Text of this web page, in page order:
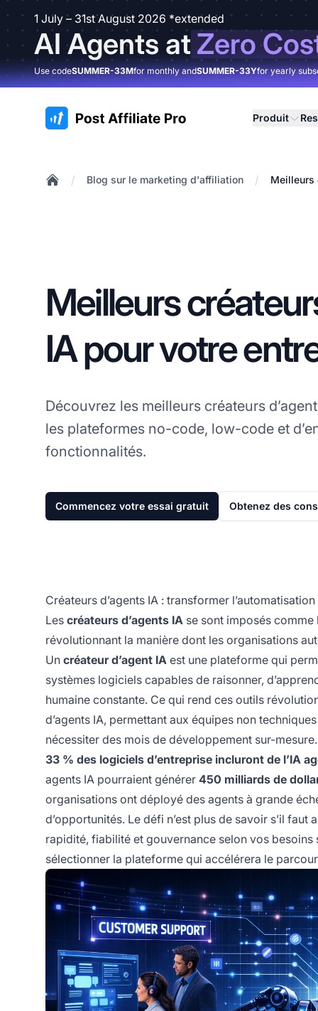
1 July – 31st August 2026 *extended
AI Agents atZero
Use codeSUMMER-33Mfor monthly andSUMMER-33Yfor yearly
:site.title Produit
/ Blog sur le marketing d'affiliation / Meilleurs
Meilleurs
IA pour votre
Découvrez les meilleurs créateurs
les plateformes no-code, low-code et
fonctionnalités.
Commencez votre essai gratuit Obtenez des
Créateurs d’agents IA : transformer
Les créateurs d’agents IA se sont imposés
révolutionnant la manière dont les organisations
Un créateur d’agent IA est une plateforme qui
systèmes logiciels capables de raisonner,
humaine constante. Ce qui rend ces outils
d’agents IA, permettant aux équipes non
nécessiter des mois de développement sur-
33 % des logiciels d’entreprise incluront de l’IA
agents IA pourraient générer 450 milliards de
organisations ont déployé des agents à grande
d’opportunités. Le défi n’est plus de savoir s’il
rapidité, fiabilité et gouvernance selon vos
sélectionner la plateforme qui accélérera le